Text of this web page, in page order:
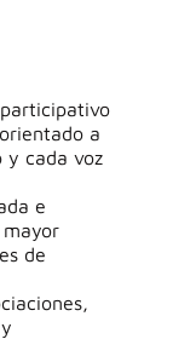
a
y cada voz
e
de